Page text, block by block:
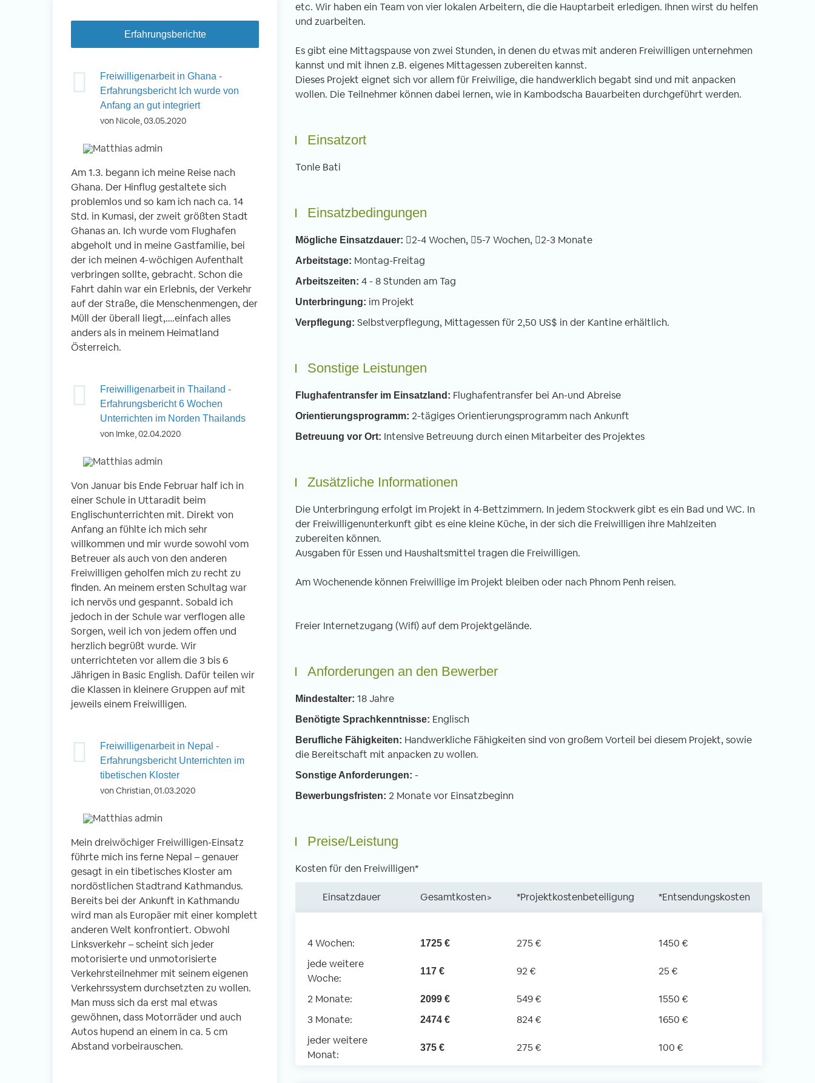
Erfahrungsberichte
Freiwilligenarbeit in Ghana -
Erfahrungsbericht Ich wurde von
Anfang an gut integriert
von Nicole, 03.05.2020
Am 1.3. begann ich meine Reise nach
Ghana. Der Hinflug gestaltete sich
problemlos und so kam ich nach ca. 14
Std. in Kumasi, der zweit größten Stadt
Ghanas an. Ich wurde vom Flughafen
abgeholt und in meine Gastfamilie, bei
der ich meinen 4-wöchigen Aufenthalt
verbringen sollte, gebracht. Schon die
Fahrt dahin war ein Erlebnis, der Verkehr
auf der Straße, die Menschenmengen, der
Müll der überall liegt,….einfach alles
anders als in meinem Heimatland
Österreich.
Freiwilligenarbeit in Thailand -
Erfahrungsbericht 6 Wochen
Unterrichten im Norden Thailands
von Imke, 02.04.2020
Von Januar bis Ende Februar half ich in
einer Schule in Uttaradit beim
Englischunterrichten mit. Direkt von
Anfang an fühlte ich mich sehr
willkommen und mir wurde sowohl vom
Betreuer als auch von den anderen
Freiwilligen geholfen mich zu recht zu
finden. An meinem ersten Schultag war
ich nervös und gespannt. Sobald ich
jedoch in der Schule war verflogen alle
Sorgen, weil ich von jedem offen und
herzlich begrüßt wurde. Wir
unterrichteten vor allem die 3 bis 6
Jährigen in Basic English. Dafür teilen wir
die Klassen in kleinere Gruppen auf mit
jeweils einem Freiwilligen.
Freiwilligenarbeit in Nepal -
Erfahrungsbericht Unterrichten im
tibetischen Kloster
von Christian, 01.03.2020
Mein dreiwöchiger Freiwilligen-Einsatz
führte mich ins ferne Nepal – genauer
gesagt in ein tibetisches Kloster am
nordöstlichen Stadtrand Kathmandus.
Bereits bei der Ankunft in Kathmandu
wird man als Europäer mit einer komplett
anderen Welt konfrontiert. Obwohl
Linksverkehr – scheint sich jeder
motorisierte und unmotorisierte
Verkehrsteilnehmer mit seinem eigenen
Verkehrssystem durchsetzten zu wollen.
Man muss sich da erst mal etwas
gewöhnen, dass Motorräder und auch
Autos hupend an einem in ca. 5 cm
Abstand vorbeirauschen.
etc. Wir haben ein Team von vier lokalen Arbeitern, die die Hauptarbeit erledigen. Ihnen wirst du helfen
und zuarbeiten.
Es gibt eine Mittagspause von zwei Stunden, in denen du etwas mit anderen Freiwilligen unternehmen
kannst und mit ihnen z.B. eigenes Mittagessen zubereiten kannst.
Dieses Projekt eignet sich vor allem für Freiwilige, die handwerklich begabt sind und mit anpacken
wollen. Die Teilnehmer können dabei lernen, wie in Kambodscha Bauarbeiten durchgeführt werden.
Einsatzort
Tonle Bati
Einsatzbedingungen
Mögliche Einsatzdauer: 2-4 Wochen, 5-7 Wochen, 2-3 Monate
Arbeitstage: Montag-Freitag
Arbeitszeiten: 4 - 8 Stunden am Tag
Unterbringung: im Projekt
Verpflegung: Selbstverpflegung, Mittagessen für 2,50 US$ in der Kantine erhältlich.
Sonstige Leistungen
Flughafentransfer im Einsatzland: Flughafentransfer bei An-und Abreise
Orientierungsprogramm: 2-tägiges Orientierungsprogramm nach Ankunft
Betreuung vor Ort: Intensive Betreuung durch einen Mitarbeiter des Projektes
Zusätzliche Informationen
Die Unterbringung erfolgt im Projekt in 4-Bettzimmern. In jedem Stockwerk gibt es ein Bad und WC. In
der Freiwilligenunterkunft gibt es eine kleine Küche, in der sich die Freiwilligen ihre Mahlzeiten
zubereiten können.
Ausgaben für Essen und Haushaltsmittel tragen die Freiwilligen.
Am Wochenende können Freiwillige im Projekt bleiben oder nach Phnom Penh reisen.
Freier Internetzugang (Wifi) auf dem Projektgelände.
Anforderungen an den Bewerber
Mindestalter: 18 Jahre
Benötigte Sprachkenntnisse: Englisch
Berufliche Fähigkeiten: Handwerkliche Fähigkeiten sind von großem Vorteil bei diesem Projekt, sowie
die Bereitschaft mit anpacken zu wollen.
Sonstige Anforderungen: -
Bewerbungsfristen: 2 Monate vor Einsatzbeginn
Preise/Leistung
Kosten für den Freiwilligen*
Einsatzdauer Gesamtkosten> *Projektkostenbeteiligung *Entsendungskosten
4 Wochen: 1725 € 275 €
1450 €
jede weitere
Woche:
117 € 92 € 25 €
2 Monate: 2099 € 549 €
1550 €
3 Monate:
2474 € 824 €
1650 €
jeder weitere
Monat:
375 € 275 € 100 €